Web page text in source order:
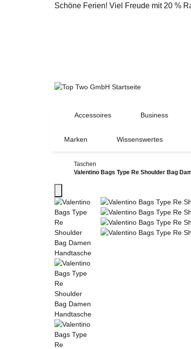
Schöne Ferien! Viel Freude mit 20 %
Accessoires Business
Marken Wissenswertes
Taschen
Valentino Bags Type Re Shoulder Bag